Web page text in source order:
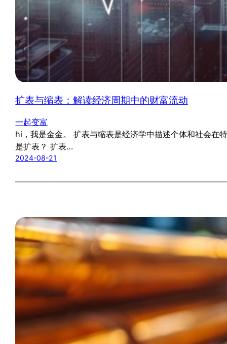
扩表与缩表：解读经济周期中的财富流动
一起变富
hi，我是金金。 扩表与缩表是经济学中描述个体和社会在
是扩表？ 扩表…
2024-08-21